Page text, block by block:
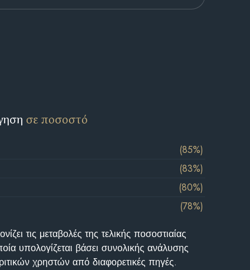
σε ποσοστό
(85%)
(83%)
(80%)
(78%)
τις μεταβολές της τελικής ποσοστιαίας
υπολογίζεται βάσει συνολικής ανάλυσης
χρηστών από διαφορετικές πηγές.